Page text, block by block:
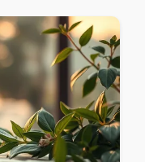
واللحم المفروم